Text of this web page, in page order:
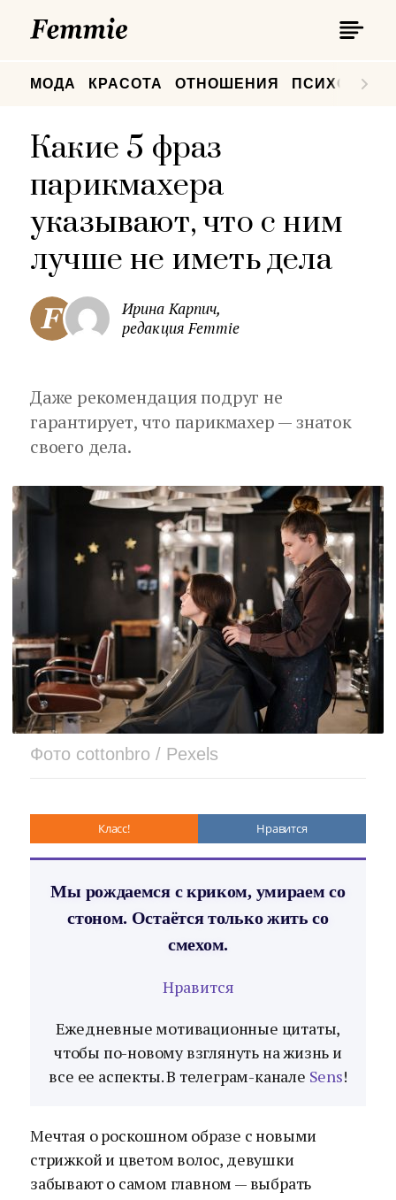
МОДА КРАСОТА ОТНОШЕНИЯ
Какие 5 фраз
парикмахера
указывают, что с ним
лучше не иметь дела
Ирина Карпич,
редакция Femmie
Даже рекомендация подруг не
гарантирует, что парикмахер — знаток
своего дела.
Фото cottonbro / Pexels
Класс! Нравится
Мы рождаемся с криком, умираем со
стоном. Остаётся только жить со
смехом.
Нравится
Ежедневные мотивационные цитаты,
чтобы по-новому взглянуть на жизнь и
все ее аспекты. В телеграм-канале Sens!
Мечтая о роскошном образе с новыми
стрижкой и цветом волос, девушки
забывают о самом главном — выбрать